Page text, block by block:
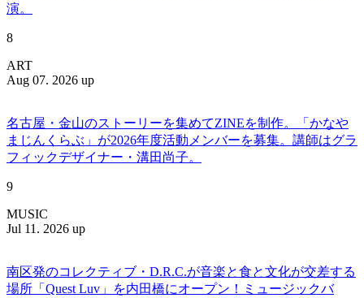
演。
8
ART
Aug 07. 2026 up
名古屋・金山のストーリーを集めてZINEを制作。「かなや
まじんくらぶ」が2026年度活動メンバーを募集。講師はグラ
フィックデザイナー・溝田尚子。
9
MUSIC
Jul 11. 2026 up
南区発のコレクティブ・D.R.C.が⾳楽と⾷と⽂化が交差する
場所「Quest Luv」を内田橋にオープン！ミュージックバ